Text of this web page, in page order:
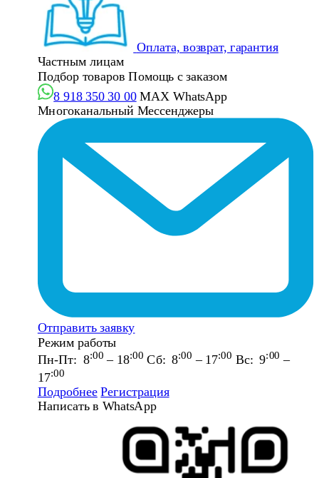
Оплата, возврат, гарантия
Частным лицам
Подбор товаров Помощь с заказом
8 918 350 30 00 MAX WhatsApp
Многоканальный Мессенджеры
Отправить заявку
Режим работы
Пн-Пт: 8:00 – 18:00 Сб: 8:00 – 17:00 Вс: 9:00 –
17:00
Подробнее Регистрация
Написать в WhatsApp